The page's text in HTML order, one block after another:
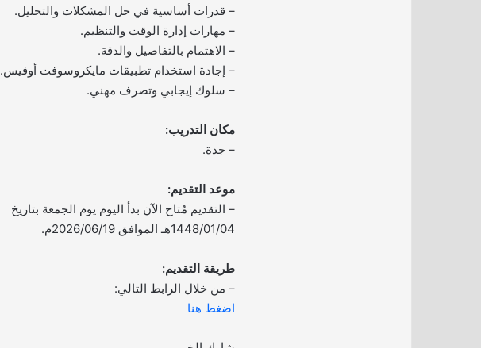
– قدرات أساسية في حل المشكلات والتحليل.
– مهارات إدارة الوقت والتنظيم.
– الاهتمام بالتفاصيل والدقة.
– إجادة استخدام تطبيقات مايكروسوفت أوفيس.
– سلوك إيجابي وتصرف مهني.
مكان التدريب:
– جدة.
موعد التقديم:
– التقديم مُتاح الآن بدأ اليوم يوم الجمعة بتاريخ
1448/01/04هـ الموافق 2026/06/19م.
طريقة التقديم:
– من خلال الرابط التالي:
اضغط هنا